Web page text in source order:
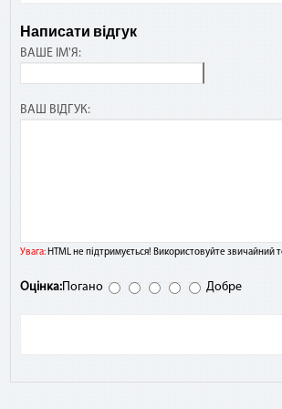
Написати відгук
ВАШЕ ІМ'Я:
ВАШ ВІДГУК:
Увага:HTML не підтримується! Використовуйте звичайний
Оцінка:Погано Добре